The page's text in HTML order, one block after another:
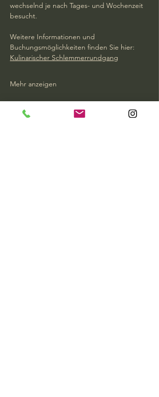
wechselnd je nach Tages- und Wochenzeit
besucht.
Weitere Informationen und
Buchungsmöglichkeiten finden Sie hier:
Kulinarischer Schlemmerrundgang
Mehr anzeigen